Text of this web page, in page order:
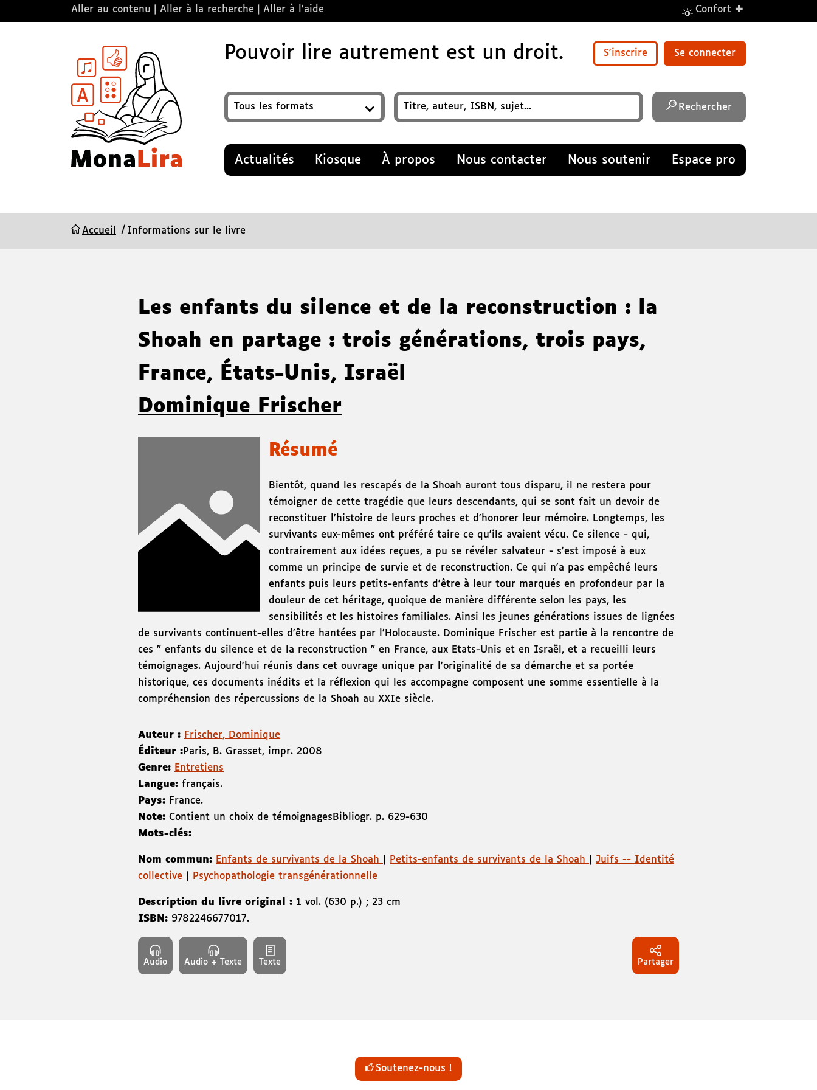
Aller au contenu Aller à la recherche Aller à l’aide Confort +
Pouvoir lire autrement est un droit. S'inscrire Se connecter
Format
Recherchez un titre, auteur, ISBN, sujet…
Rechercher
Actualités Kiosque À propos Nous contacter Nous soutenir Espace pro
Accueil Informations sur le livre
Les enfants du silence et de la reconstruction : la
Shoah en partage : trois générations, trois pays,
France, États-Unis, Israël
Dominique Frischer
Résumé
Bientôt, quand les rescapés de la Shoah auront tous disparu, il ne restera pour
témoigner de cette tragédie que leurs descendants, qui se sont fait un devoir de
reconstituer l'histoire de leurs proches et d'honorer leur mémoire. Longtemps, les
survivants eux-mêmes ont préféré taire ce qu'ils avaient vécu. Ce silence - qui,
contrairement aux idées reçues, a pu se révéler salvateur - s'est imposé à eux
comme un principe de survie et de reconstruction. Ce qui n'a pas empêché leurs
enfants puis leurs petits-enfants d'être à leur tour marqués en profondeur par la
douleur de cet héritage, quoique de manière différente selon les pays, les
sensibilités et les histoires familiales. Ainsi les jeunes générations issues de lignées
de survivants continuent-elles d'être hantées par l'Holocauste. Dominique Frischer est partie à la rencontre de
ces " enfants du silence et de la reconstruction " en France, aux Etats-Unis et en Israël, et a recueilli leurs
témoignages. Aujourd'hui réunis dans cet ouvrage unique par l'originalité de sa démarche et sa portée
historique, ces documents inédits et la réflexion qui les accompagne composent une somme essentielle à la
compréhension des répercussions de la Shoah au XXIe siècle.
Auteur : Frischer, Dominique
Éditeur :Paris, B. Grasset, impr. 2008
Genre: Entretiens
Langue: français.
Pays: France.
Note: Contient un choix de témoignagesBibliogr. p. 629-630
Mots-clés:
Nom commun: Enfants de survivants de la Shoah Petits-enfants de survivants de la Shoah
Juifs -- Identité
collective
Psychopathologie transgénérationnelle
Description du livre original : 1 vol. (630 p.) ; 23 cm
ISBN: 9782246677017.
Audio Audio + Texte Texte Partager
Soutenez-nous !